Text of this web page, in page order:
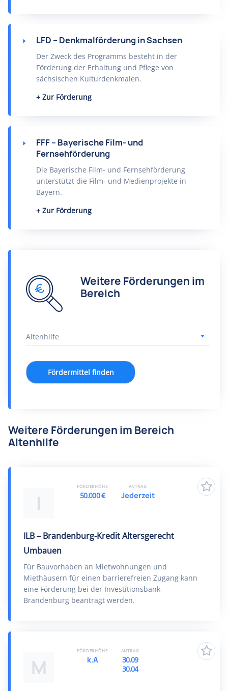
LFD – Denkmalförderung in Sachsen
Der Zweck des Programms besteht in der
Förderung der Erhaltung und Pflege von
sächsischen Kulturdenkmalen.
Zur Förderung
FFF – Bayerische Film- und
Fernsehförderung
Die Bayerische Film- und Fernsehförderung
unterstützt die Film- und Medienprojekte in
Bayern.
Zur Förderung
Weitere Förderungen im
Bereich
Fördermittel finden
Weitere Förderungen im Bereich
Altenhilfe
I
ILB – Brandenburg-Kredit Altersgerecht
Umbauen
Für Bauvorhaben an Mietwohnungen und
Miethäusern für einen barrierefreien Zugang kann
eine Förderung bei der Investitionsbank
Brandenburg beantragt werden.
FÖRDERHÖHE
50.000 €
ANTRAG
Jederzeit
M
FÖRDERHÖHE
k.A
ANTRAG
30.09
30.04